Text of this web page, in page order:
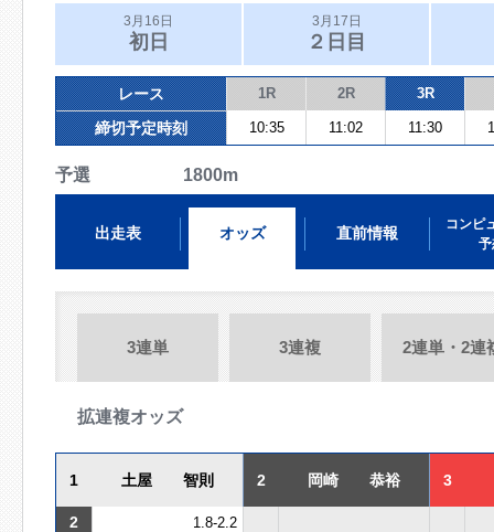
3月16日
初日
3月17日
２日目
レース 1R 2R 3R
締切予定時刻 10:35 11:02 11:30
予選 1800m
出走表 オッズ 直前情報
コンピ
予
3連単 3連複 2連単・2連
拡連複オッズ
1 土屋 智則 2 岡崎 恭裕 3
2 1.8-2.2